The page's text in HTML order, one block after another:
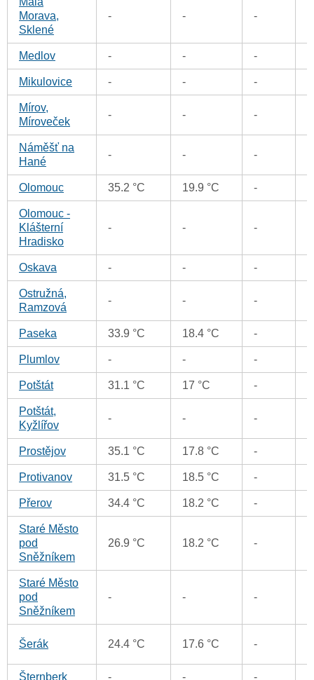
Morava,
Sklené
- - -
Medlov - - -
Mikulovice - - -
Mírov,
Míroveček
- - -
Náměšť na
Hané
- - -
Olomouc 35.2 °C 19.9 °C -
Olomouc -
Klášterní
Hradisko
- - -
Oskava - - -
Ostružná,
Ramzová
- - -
Paseka 33.9 °C 18.4 °C -
Plumlov - - -
Potštát 31.1 °C 17 °C -
Potštát,
Kyžlířov
- - -
Prostějov 35.1 °C 17.8 °C -
Protivanov 31.5 °C 18.5 °C -
Přerov 34.4 °C 18.2 °C -
Staré Město
pod
Sněžníkem
26.9 °C 18.2 °C -
Staré Město
pod
Sněžníkem
- - -
Šerák 24.4 °C 17.6 °C -
Šternberk - - -